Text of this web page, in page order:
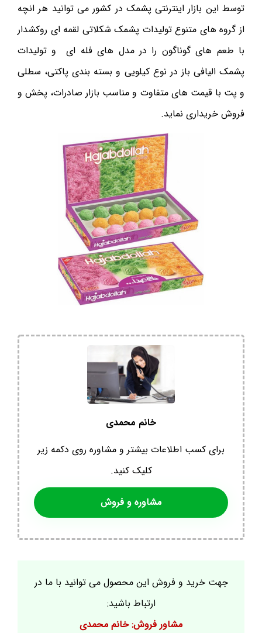
توسط این بازار اینترنتی پشمک در کشور می توانید هر انچه
از گروه های متنوع تولیدات پشمک شکلاتی لقمه ای روکشدار
با طعم های گوناگون را در مدل های فله ای و تولیدات
پشمک الیافی باز در نوع کیلویی و بسته بندی پاکتی، سطلی
و پت با قیمت های متفاوت و مناسب بازار صادرات، پخش و
فروش خریداری نماید.
خانم محمدی
برای کسب اطلاعات بیشتر و مشاوره روی دکمه زیر
کلیک کنید.
مشاوره و فروش
جهت خرید و فروش این محصول می توانید با ما در
ارتباط باشید:
مشاور فروش: خانم محمدی